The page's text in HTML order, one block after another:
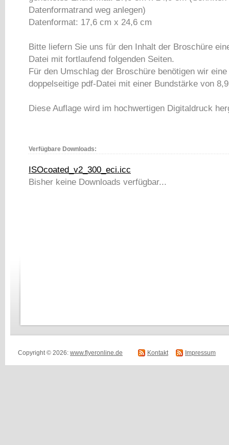
Datenformatrand weg anlegen)
Datenformat: 17,6 cm x 24,6 cm
Bitte liefern Sie uns für den Inhalt der Broschüre
Datei mit fortlaufend folgenden Seiten.
Für den Umschlag der Broschüre benötigen wir
doppelseitige pdf-Datei mit einer Bundstärke von
Diese Auflage wird im hochwertigen Digitaldruck
Verfügbare Downloads:
ISOcoated_v2_300_eci.icc
Bisher keine Downloads verfügbar...
Copyright © 2026: www.flyeronline.de Kontakt Impressum